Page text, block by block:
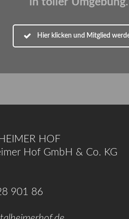
Hier klicken und Mitglied
HOF
Hof GmbH & Co. KG
901 86